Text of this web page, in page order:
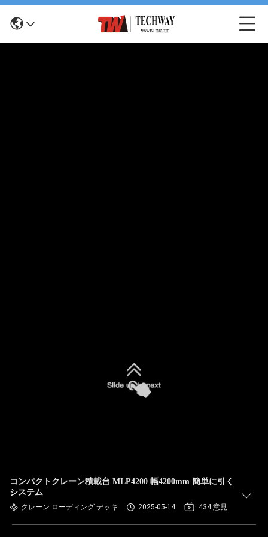
コンパクトクレーン積載台 MLP4200 幅4200mm 簡単に引く
システム
クレーン ローディング デッキ 2025-05-14 434 意見